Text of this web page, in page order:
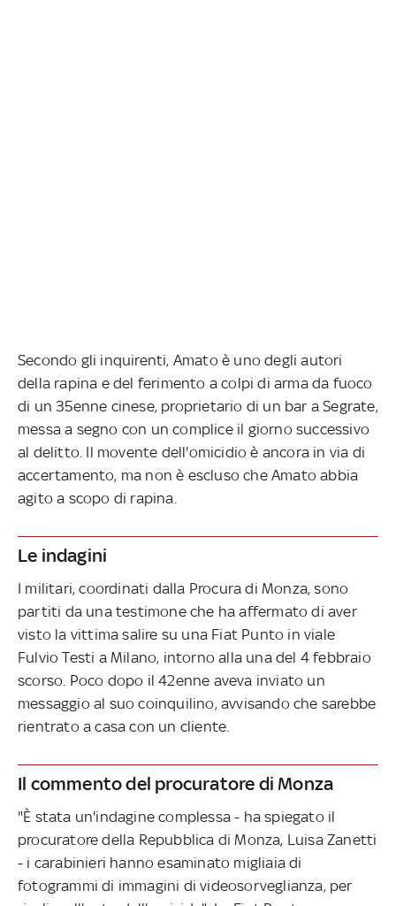
Secondo gli inquirenti, Amato è uno degli autori
della rapina e del ferimento a colpi di arma da fuoco
di un 35enne cinese, proprietario di un bar a Segrate,
messa a segno con un complice il giorno successivo
al delitto. Il movente dell'omicidio è ancora in via di
accertamento, ma non è escluso che Amato abbia
agito a scopo di rapina.
Le indagini
I militari, coordinati dalla Procura di Monza, sono
partiti da una testimone che ha affermato di aver
visto la vittima salire su una Fiat Punto in viale
Fulvio Testi a Milano, intorno alla una del 4 febbraio
scorso. Poco dopo il 42enne aveva inviato un
messaggio al suo coinquilino, avvisando che sarebbe
rientrato a casa con un cliente.
Il commento del procuratore di Monza
"È stata un'indagine complessa - ha spiegato il
procuratore della Repubblica di Monza, Luisa Zanetti
- i carabinieri hanno esaminato migliaia di
fotogrammi di immagini di videosorveglianza, per